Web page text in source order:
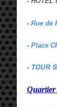
- Rue de
- Place
- TOUR